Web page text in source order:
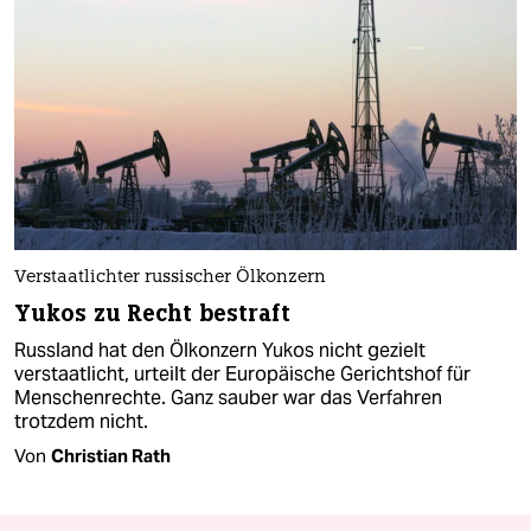
Verstaatlichter russischer Ölkonzern
Yukos zu Recht bestraft
Russland hat den Ölkonzern Yukos nicht gezielt
verstaatlicht, urteilt der Europäische Gerichtshof für
Menschenrechte. Ganz sauber war das Verfahren
trotzdem nicht.
Von Christian Rath